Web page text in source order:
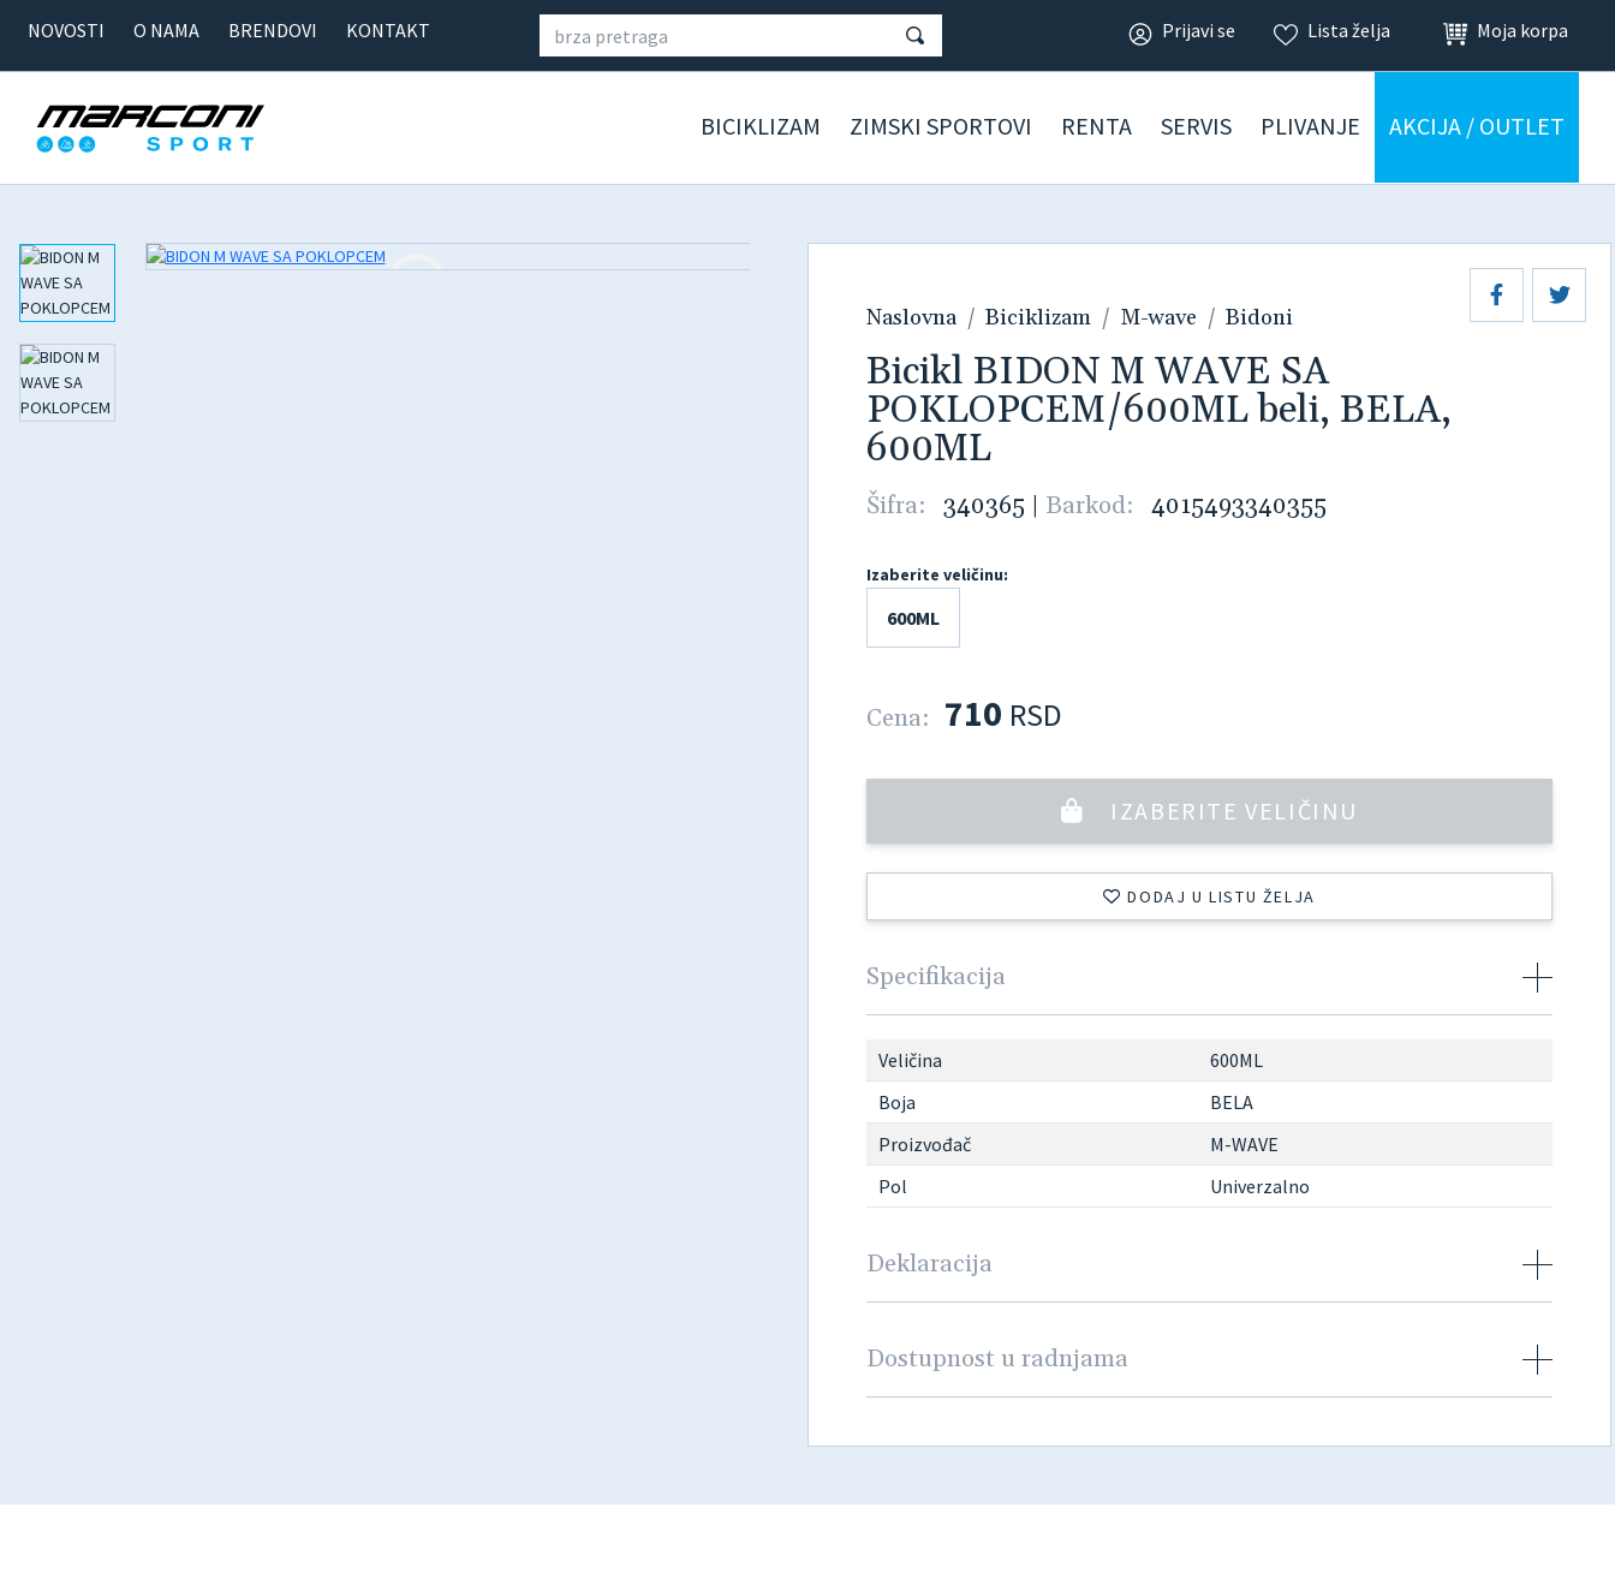
NOVOSTI O NAMA BRENDOVI KONTAKT Prijavi se Lista želja Moja korpa
BICIKLIZAM ZIMSKI SPORTOVI RENTA SERVIS PLIVANJE AKCIJA / OUTLET
Naslovna Biciklizam M-wave Bidoni
Bicikl BIDON M WAVE SA
POKLOPCEM/600ML beli, BELA,
600ML
Šifra: 340365 | Barkod: 4015493340355
Izaberite veličinu:
600ML
Cena: 710 RSD
IZABERITE VELIČINU
DODAJ U LISTU ŽELJA
Specifikacija
Veličina
600ML
Boja
BELA
Proizvođač
M-WAVE
Pol
Univerzalno
Deklaracija
Dostupnost u radnjama